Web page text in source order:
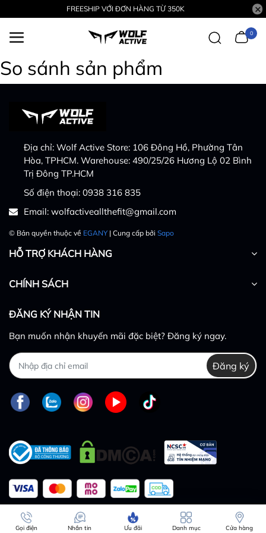
FREESHIP VỚI ĐƠN HÀNG TỪ 350K
0
So sánh sản phẩm
Địa chỉ: Wolf Active Store: 106 Đông Hồ, Phường Tân
Hòa, TPHCM. Warehouse: 490/25/26 Hương Lộ 02 Bình
Trị Đông TP.HCM
Số điện thoại: 0938 316 835
Email: wolfactiveallthefit@gmail.com
© Bản quyền thuộc về EGANY| Cung cấp bởi Sapo
HỖ TRỢ KHÁCH HÀNG
CHÍNH SÁCH
ĐĂNG KÝ NHẬN TIN
Bạn muốn nhận khuyến mãi đặc biệt? Đăng ký ngay.
Đăng ký
So sánh
Gọi điện Nhắn tin Ưu đãi Danh mục Cửa hàng